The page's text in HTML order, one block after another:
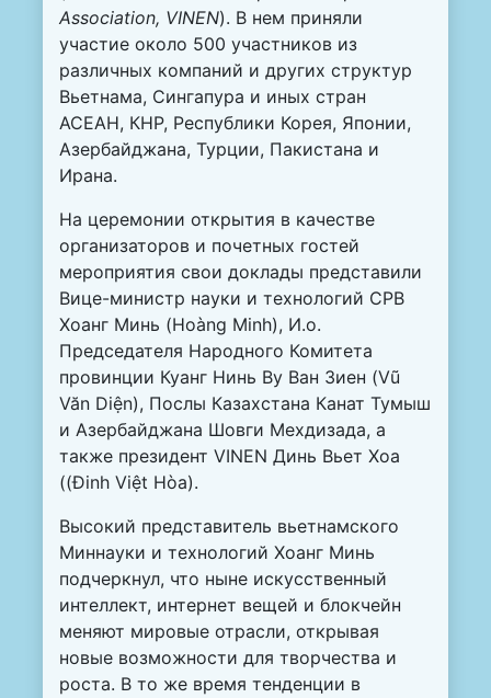
Association, VINEN). В нем приняли
участие около 500 участников из
различных компаний и других структур
Вьетнама, Сингапура и иных стран
АСЕАН, КНР, Республики Корея, Японии,
Азербайджана, Турции, Пакистана и
Ирана.
На церемонии открытия в качестве
организаторов и почетных гостей
мероприятия свои доклады представили
Вице-министр науки и технологий СРВ
Хоанг Минь (Hoàng Minh), И.о.
Председателя Народного Комитета
провинции Куанг Нинь Ву Ван Зиен (Vũ
Văn Diện), Послы Казахстана Канат Тумыш
и Азербайджана Шовги Мехдизада, а
также президент VINEN Динь Вьет Хоа
((Đinh Việt Hòa).
Высокий представитель вьетнамского
Миннауки и технологий Хоанг Минь
подчеркнул, что ныне искусственный
интеллект, интернет вещей и блокчейн
меняют мировые отрасли, открывая
новые возможности для творчества и
роста. В то же время тенденции в